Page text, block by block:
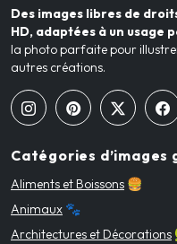
Des images libres de
HD, adaptées à un usage
la photo parfaite pour
autres créations.
Catégories d’images
Aliments et Boissons 🍔
Animaux 🐾
Architectures et Décorations